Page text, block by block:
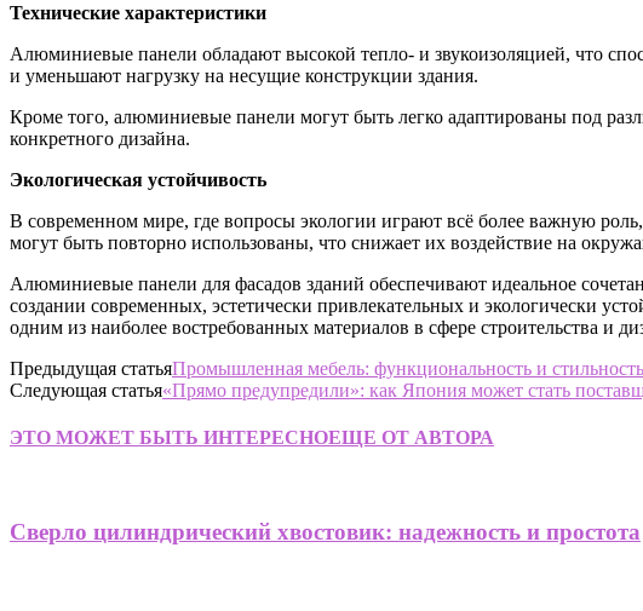
Технические характеристики
Алюминиевые панели обладают высокой тепло- и звукоизоляцией, что
и уменьшают нагрузку на несущие конструкции здания.
Кроме того, алюминиевые панели могут быть легко адаптированы под
конкретного дизайна.
Экологическая устойчивость
В современном мире, где вопросы экологии играют всё более важную
могут быть повторно использованы, что снижает их воздействие на
Алюминиевые панели для фасадов зданий обеспечивают идеальное
создании современных, эстетически привлекательных и экологически
одним из наиболее востребованных материалов в сфере строительства и
Предыдущая статьяПромышленная мебель: функциональность и
Следующая статья«Прямо предупредили»: как Япония может стать
ЭТО МОЖЕТ БЫТЬ ИНТЕРЕСНОЕЩЕ ОТ АВТОРА
Сверло цилиндрический хвостовик: надежность и простота